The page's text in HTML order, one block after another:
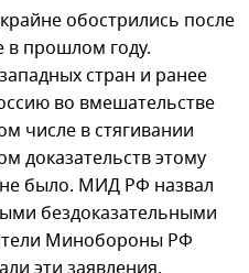
обострились после
в прошлом году.
стран и ранее
во вмешательстве
числе в стягивании
доказательств этому
было. МИД РФ назвал
бездоказательными
Минобороны РФ